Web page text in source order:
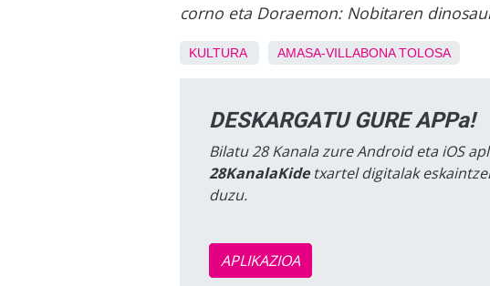
corno eta Doraemon: Nobitaren
KULTURA AMASA-VILLABONA TOLOSA
DESKARGATU GURE APPa!
Bilatu 28 Kanala zure Android eta iOS
28KanalaKidetxartel digitalak
duzu.
APLIKAZIOA